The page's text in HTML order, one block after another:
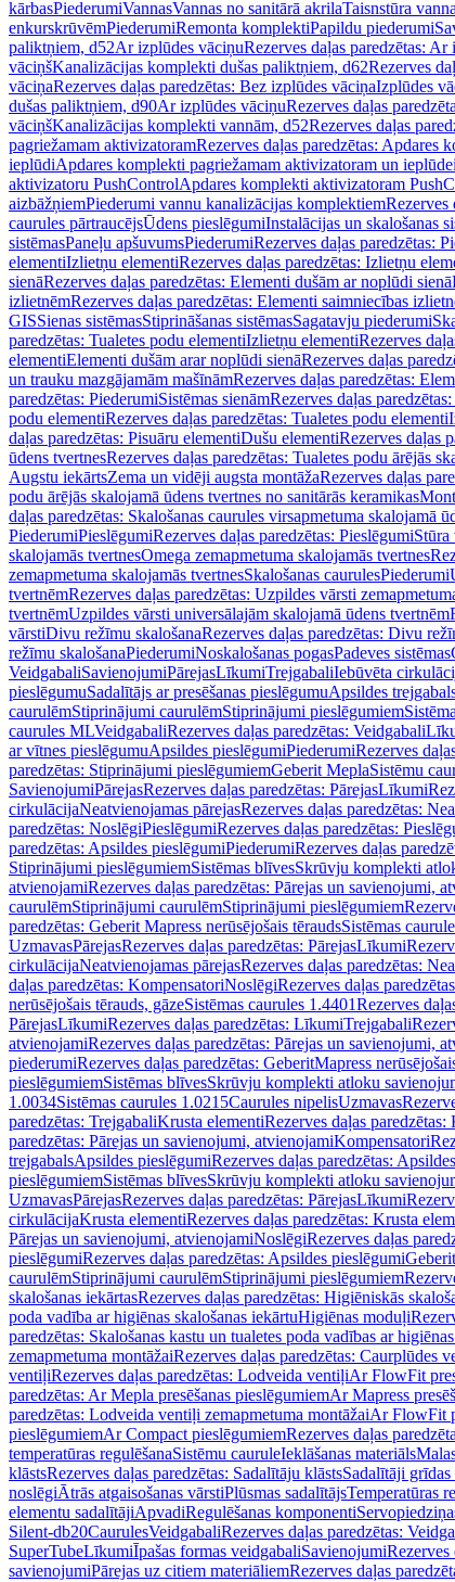
kārbasPiederumiVannasVannas no sanitārā akrilaTaisnstūra
enkurskrūvēmPiederumiRemonta komplektiPapildu piederumi
paliktņiem, d52Ar izplūdes vāciņuRezerves daļas paredzētas: Ar
vāciņšKanalizācijas komplekti dušas paliktņiem, d62Rezerves
vāciņaRezerves daļas paredzētas: Bez izplūdes vāciņaIzplūdes
dušas paliktņiem, d90Ar izplūdes vāciņuRezerves daļas
vāciņšKanalizācijas komplekti vannām, d52Rezerves daļas
pagriežamam aktivizatoramRezerves daļas paredzētas: Apdares
ieplūdiApdares komplekti pagriežamam aktivizatoram un ieplūdei
aktivizatoru PushControlApdares komplekti aktivizatoram
aizbāžņiemPiederumi vannu kanalizācijas komplektiemRezerves
caurules pārtraucējsŪdens pieslēgumiInstalācijas un skalošanas
sistēmasPaneļu apšuvumsPiederumiRezerves daļas paredzētas:
elementiIzlietņu elementiRezerves daļas paredzētas: Izlietņu
sienāRezerves daļas paredzētas: Elementi dušām ar noplūdi sienā
izlietnēmRezerves daļas paredzētas: Elementi saimniecības
GISSienas sistēmasStiprināšanas sistēmasSagatavju piederumi
paredzētas: Tualetes podu elementiIzlietņu elementiRezerves
elementiElementi dušām arar noplūdi sienāRezerves daļas
un trauku mazgājamām mašīnāmRezerves daļas paredzētas:
paredzētas: PiederumiSistēmas sienāmRezerves daļas
podu elementiRezerves daļas paredzētas: Tualetes podu elementi
daļas paredzētas: Pisuāru elementiDušu elementiRezerves daļas
ūdens tvertnesRezerves daļas paredzētas: Tualetes podu ārējās
Augstu iekārtsZema un vidēji augsta montāžaRezerves daļas
podu ārējās skalojamā ūdens tvertnes no sanitārās keramikas
daļas paredzētas: Skalošanas caurules virsapmetuma skalojamā
PiederumiPieslēgumiRezerves daļas paredzētas: PieslēgumiStūra
skalojamās tvertnesOmega zemapmetuma skalojamās tvertnes
zemapmetuma skalojamās tvertnesSkalošanas caurulesPiederumi
tvertnēmRezerves daļas paredzētas: Uzpildes vārsti
tvertnēmUzpildes vārsti universālajām skalojamā ūdens tvertnēm
vārstiDivu režīmu skalošanaRezerves daļas paredzētas: Divu
režīmu skalošanaPiederumiNoskalošanas pogasPadeves sistēmas
VeidgabaliSavienojumiPārejasLīkumiTrejgabaliIebūvēta
pieslēgumuSadalītājs ar presēšanas pieslēgumuApsildes
caurulēmStiprinājumi caurulēmStiprinājumi pieslēgumiem
caurules MLVeidgabaliRezerves daļas paredzētas: Veidgabali
ar vītnes pieslēgumuApsildes pieslēgumiPiederumiRezerves
paredzētas: Stiprinājumi pieslēgumiemGeberit MeplaSistēmu
SavienojumiPārejasRezerves daļas paredzētas: PārejasLīkumi
cirkulācijaNeatvienojamas pārejasRezerves daļas paredzētas:
paredzētas: NoslēgiPieslēgumiRezerves daļas paredzētas:
paredzētas: Apsildes pieslēgumiPiederumiRezerves daļas
Stiprinājumi pieslēgumiemSistēmas blīvesSkrūvju komplekti
atvienojamiRezerves daļas paredzētas: Pārejas un savienojumi,
caurulēmStiprinājumi caurulēmStiprinājumi pieslēgumiem
paredzētas: Geberit Mapress nerūsējošais tēraudsSistēmas
UzmavasPārejasRezerves daļas paredzētas: PārejasLīkumi
cirkulācijaNeatvienojamas pārejasRezerves daļas paredzētas:
daļas paredzētas: KompensatoriNoslēgiRezerves daļas
nerūsējošais tērauds, gāzeSistēmas caurules 1.4401Rezerves
PārejasLīkumiRezerves daļas paredzētas: LīkumiTrejgabali
atvienojamiRezerves daļas paredzētas: Pārejas un savienojumi,
piederumiRezerves daļas paredzētas: GeberitMapress
pieslēgumiemSistēmas blīvesSkrūvju komplekti atloku
1.0034Sistēmas caurules 1.0215Caurules nipelisUzmavas
paredzētas: TrejgabaliKrusta elementiRezerves daļas paredzētas:
paredzētas: Pārejas un savienojumi, atvienojamiKompensatori
trejgabalsApsildes pieslēgumiRezerves daļas paredzētas:
pieslēgumiemSistēmas blīvesSkrūvju komplekti atloku
UzmavasPārejasRezerves daļas paredzētas: PārejasLīkumi
cirkulācijaKrusta elementiRezerves daļas paredzētas: Krusta
Pārejas un savienojumi, atvienojamiNoslēgiRezerves daļas
pieslēgumiRezerves daļas paredzētas: Apsildes pieslēgumi
caurulēmStiprinājumi caurulēmStiprinājumi pieslēgumiem
skalošanas iekārtasRezerves daļas paredzētas: Higiēniskās
poda vadība ar higiēnas skalošanas iekārtuHigiēnas moduļi
paredzētas: Skalošanas kastu un tualetes poda vadības ar
zemapmetuma montāžaiRezerves daļas paredzētas: Caurplūdes
ventiļiRezerves daļas paredzētas: Lodveida ventiļiAr FlowFit
paredzētas: Ar Mepla presēšanas pieslēgumiemAr Mapress
paredzētas: Lodveida ventiļi zemapmetuma montāžaiAr FlowFit
pieslēgumiemAr Compact pieslēgumiemRezerves daļas
temperatūras regulēšanaSistēmu cauruleIeklāšanas materiāls
klāstsRezerves daļas paredzētas: Sadalītāju klāstsSadalītāji grīdas
noslēgiĀtrās atgaisošanas vārstiPlūsmas sadalītājsTemperatūras
elementu sadalītājiApvadiRegulēšanas komponenti
Silent-db20CaurulesVeidgabaliRezerves daļas paredzētas:
SuperTubeLīkumiĪpašas formas veidgabaliSavienojumiRezerves
savienojumiPārejas uz citiem materiāliemRezerves daļas